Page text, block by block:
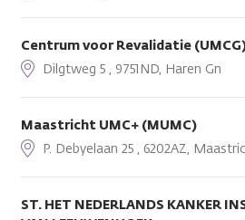
Centrum voor Revalidatie
Dilgtweg 5 , 9751ND, Haren Gn
Maastricht UMC+ (MUMC)
P. Debyelaan 25 , 6202AZ,
ST. HET NEDERLANDS KANKER